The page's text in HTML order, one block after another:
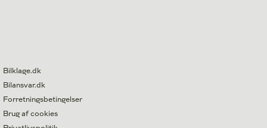
Bilklage.dk
Bilansvar.dk
Forretningsbetingelser
Brug af cookies